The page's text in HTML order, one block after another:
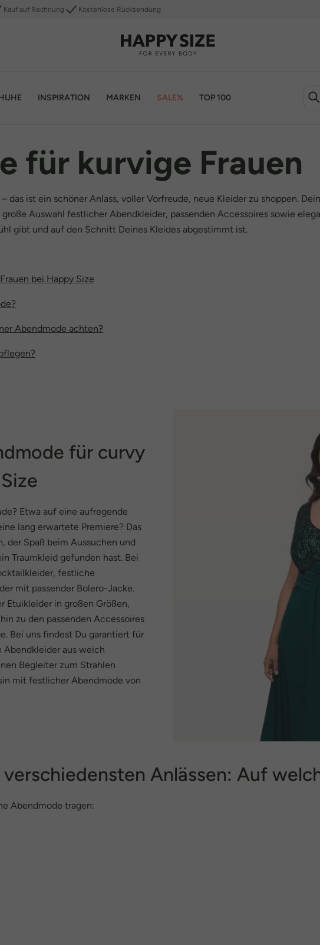
Kauf auf Rechnung Kostenlose Rücksendung
INSPIRATION MARKEN SALE% TOP 100
für kurvige Frauen
das ist ein schöner Anlass, voller Vorfreude, neue Kleider zu shoppen.
Auswahl festlicher Abendkleider, passenden Accessoires sowie
gibt und auf den Schnitt Deines Kleides abgestimmt ist.
bei Happy Size
Abendmode achten?
für curvy
Etwa auf eine aufregende
lang erwartete Premiere? Das
der Spaß beim Aussuchen und
Traumkleid gefunden hast. Bei
festliche
mit passender Bolero-Jacke.
Etuikleider in großen Größen,
zu den passenden Accessoires
Bei uns findest Du garantiert für
Abendkleider aus weich
Begleiter zum Strahlen
mit festlicher Abendmode von
Anlässen: Auf
Abendmode tragen: